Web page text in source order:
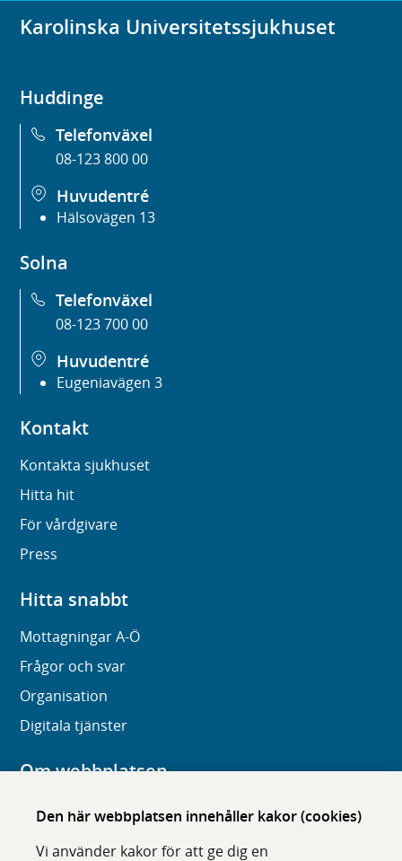
Den här webbplatsen innehåller kakor (cookies)
Vi använder kakor för att ge dig en
Karolinska Universitetssjukhuset
Huddinge
Telefonväxel
08-123 800 00
Huvudentré
Hälsovägen 13
Solna
Telefonväxel
08-123 700 00
Huvudentré
Eugeniavägen 3
Kontakt
Kontakta sjukhuset
Hitta hit
För vårdgivare
Press
Hitta snabbt
Mottagningar A-Ö
Frågor och svar
Organisation
Digitala tjänster
Om webbplatsen
Om karolinska.se